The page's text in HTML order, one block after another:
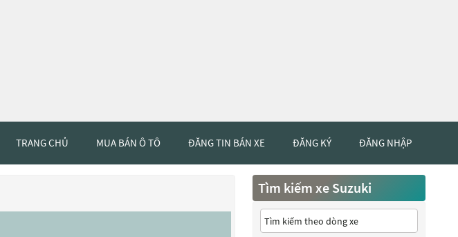
TRANG CHỦ MUA BÁN Ô TÔ ĐĂNG TIN BÁN XE ĐĂNG KÝ ĐĂNG NHẬP
Tìm kiếm xe Suzuki